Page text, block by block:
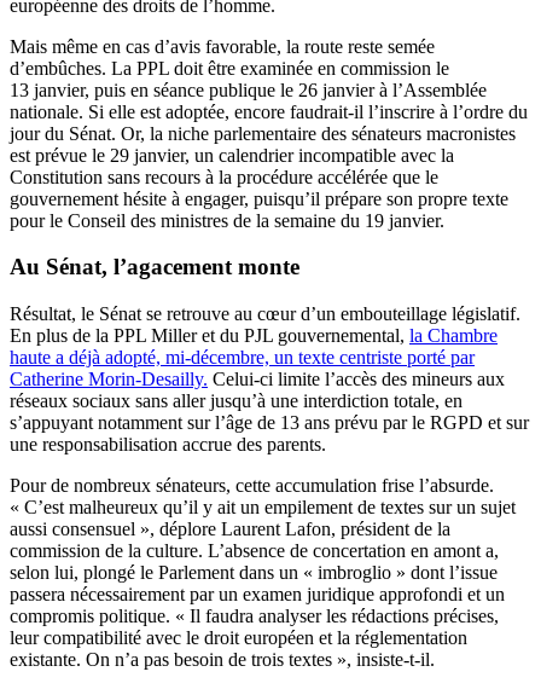
européenne des droits de l’homme.
Mais même en cas d’avis favorable, la route reste semée
d’embûches. La PPL doit être examinée en commission le
13 janvier, puis en séance publique le 26 janvier à l’Assemblée
nationale. Si elle est adoptée, encore faudrait-il l’inscrire à l’ordre du
jour du Sénat. Or, la niche parlementaire des sénateurs macronistes
est prévue le 29 janvier, un calendrier incompatible avec la
Constitution sans recours à la procédure accélérée que le
gouvernement hésite à engager, puisqu’il prépare son propre texte
pour le Conseil des ministres de la semaine du 19 janvier.
Au Sénat, l’agacement monte
Résultat, le Sénat se retrouve au cœur d’un embouteillage législatif.
En plus de la PPL Miller et du PJL gouvernemental, la Chambre
haute a déjà adopté, mi-décembre, un texte centriste porté par
Catherine Morin-Desailly. Celui-ci limite l’accès des mineurs aux
réseaux sociaux sans aller jusqu’à une interdiction totale, en
s’appuyant notamment sur l’âge de 13 ans prévu par le RGPD et sur
une responsabilisation accrue des parents.
Pour de nombreux sénateurs, cette accumulation frise l’absurde.
« C’est malheureux qu’il y ait un empilement de textes sur un sujet
aussi consensuel », déplore Laurent Lafon, président de la
commission de la culture. L’absence de concertation en amont a,
selon lui, plongé le Parlement dans un « imbroglio » dont l’issue
passera nécessairement par un examen juridique approfondi et un
compromis politique. « Il faudra analyser les rédactions précises,
leur compatibilité avec le droit européen et la réglementation
existante. On n’a pas besoin de trois textes », insiste-t-il.